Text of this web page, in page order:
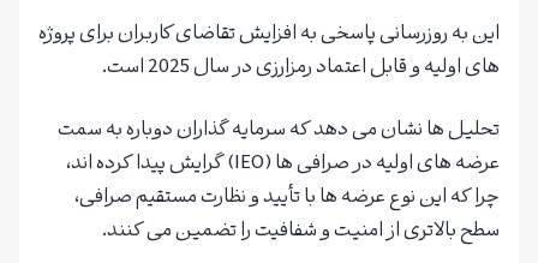
این به‌ روزرسانی پاسخی به افزایش تقاضای کاربران برای پروژه‌
های اولیه و قابل اعتماد رمزارزی در سال 2025 است.
تحلیل‌ ها نشان می‌ دهد که سرمایه‌ گذاران دوباره به سمت
عرضه‌ های اولیه در صرافی‌ ها (IEO) گرایش پیدا کرده‌ اند،
چرا که این نوع عرضه‌ ها با تأیید و نظارت مستقیم صرافی،
سطح بالاتری از امنیت و شفافیت را تضمین می‌ کنند.